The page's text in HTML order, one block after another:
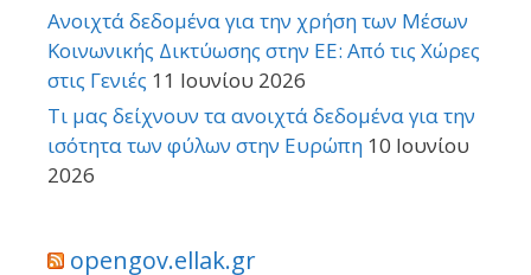
Ανοιχτά δεδομένα για την χρήση των Μέσων
Κοινωνικής Δικτύωσης στην ΕΕ: Από τις Χώρες
στις Γενιές 11 Ιουνίου 2026
Τι μας δείχνουν τα ανοιχτά δεδομένα για την
ισότητα των φύλων στην Ευρώπη 10 Ιουνίου
2026
opengov.ellak.gr